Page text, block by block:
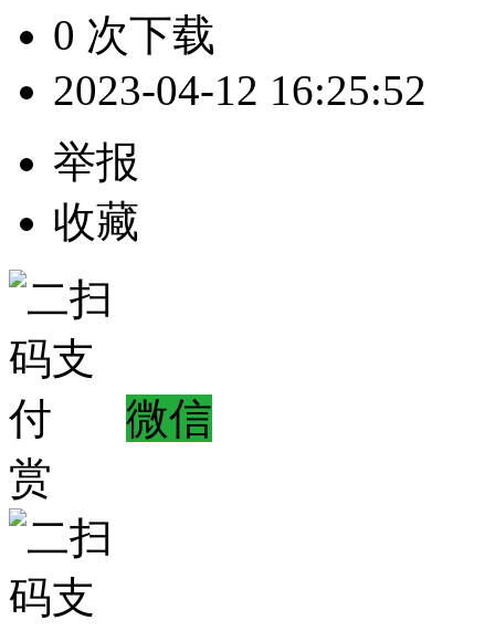
0 次下载
2023-04-12 16:25:52
举报
收藏
微信
赏